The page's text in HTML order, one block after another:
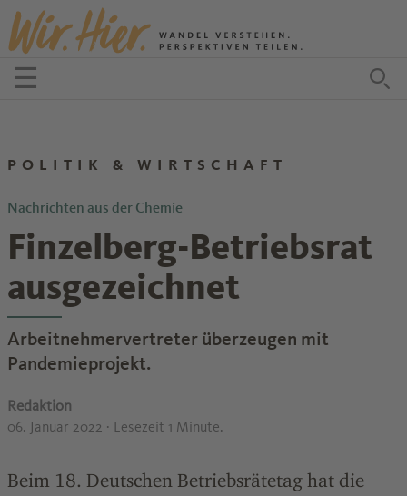
Zum Inhalt springen
☰Menü öffnen
POLITIK & WIRTSCHAFT
Nachrichten aus der Chemie
Finzelberg-Betriebsrat
ausgezeichnet
Arbeitnehmervertreter überzeugen mit
Pandemieprojekt.
Redaktion
06. Januar 2022 · Lesezeit 1 Minute.
Beim 18. Deutschen Betriebsrätetag hat die